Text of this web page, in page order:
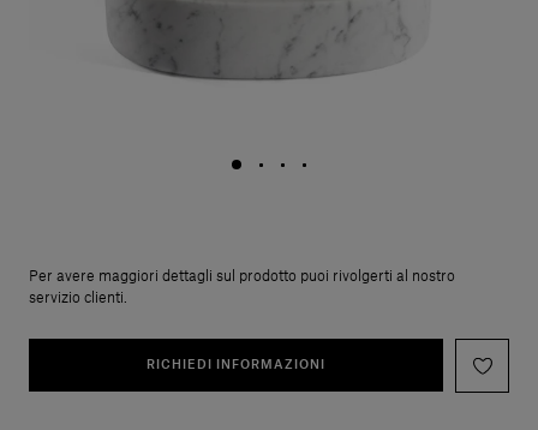
Per avere maggiori dettagli sul prodotto puoi rivolgerti al nostro
servizio clienti.
RICHIEDI INFORMAZIONI